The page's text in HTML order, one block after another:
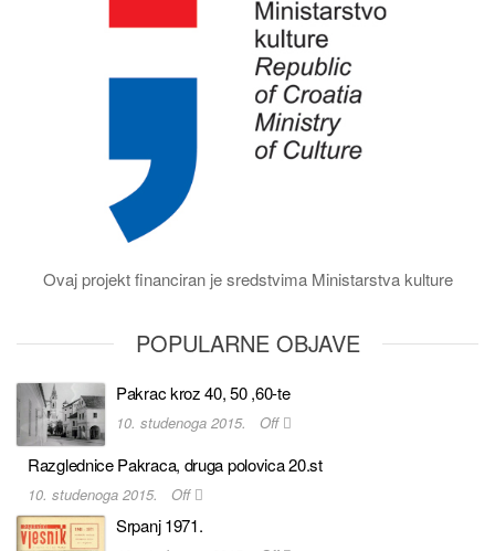
Ovaj projekt financiran je sredstvima Ministarstva kulture
POPULARNE OBJAVE
Pakrac kroz 40, 50 ,60-te
10. studenoga 2015. Off
Razglednice Pakraca, druga polovica 20.st
10. studenoga 2015. Off
Srpanj 1971.